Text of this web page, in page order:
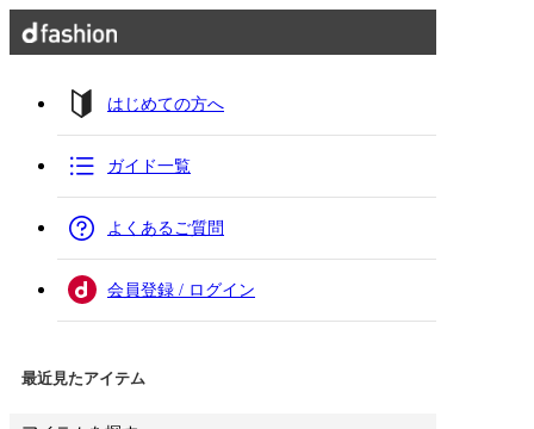
はじめての方へ
ガイド一覧
よくあるご質問
会員登録 / ログイン
最近見たアイテム